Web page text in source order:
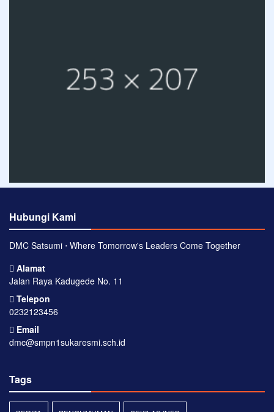
Hubungi Kami
DMC Satsumi ⋅ Where Tomorrow's Leaders Come Together
Alamat
Jalan Raya Kadugede No. 11
Telepon
0232123456
Email
dmc@smpn1sukaresmi.sch.id
Tags